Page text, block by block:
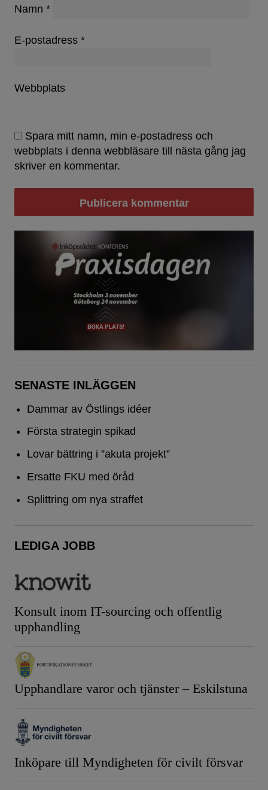
Namn *
E-postadress *
Webbplats
Spara mitt namn, min e-postadress och
webbplats i denna webbläsare till nästa gång jag
skriver en kommentar.
SENASTE INLÄGGEN
Dammar av Östlings idéer
Första strategin spikad
Lovar bättring i ”akuta projekt”
Ersatte FKU med öråd
Splittring om nya straffet
LEDIGA JOBB
Konsult inom IT-sourcing och offentlig
upphandling
Upphandlare varor och tjänster – Eskilstuna
Inköpare till Myndigheten för civilt försvar